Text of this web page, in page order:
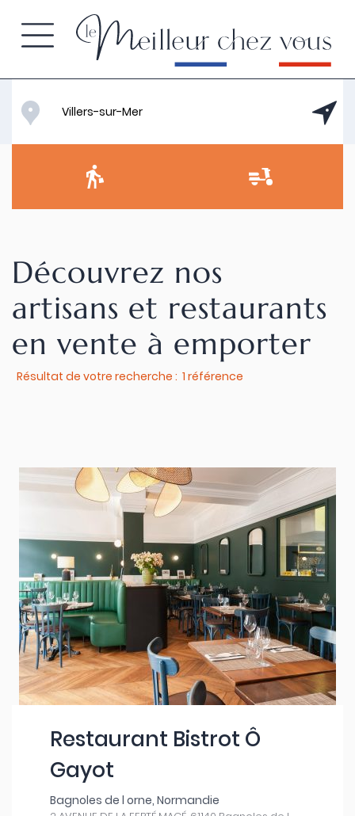
Découvrez nos
artisans et restaurants
en vente à emporter
Résultat de votre recherche : 1 référence
Restaurant Bistrot Ô
Gayot
Bagnoles de l orne, Normandie